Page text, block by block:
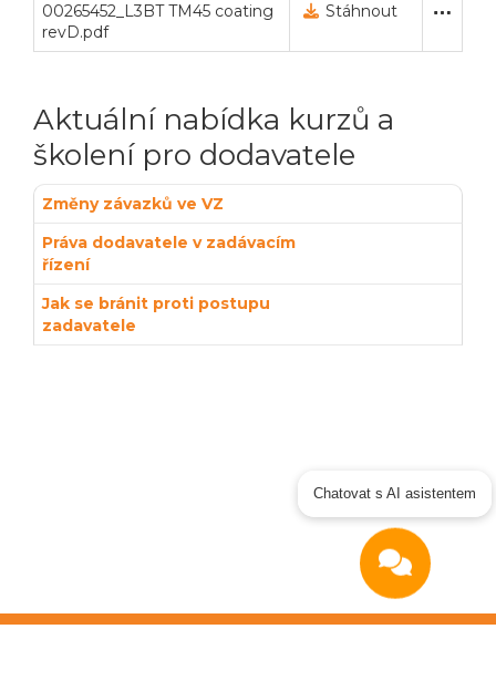
00265452_L3BT TM45 coating
revD.pdf
Drawing
7. 11. 2022 12:15
Stáhnout
Aktuální nabídka kurzů a
školení pro dodavatele
Změny závazků ve VZ
Práva dodavatele v zadávacím
řízení
Jak se bránit proti postupu
zadavatele
Chatovat s AI asistentem